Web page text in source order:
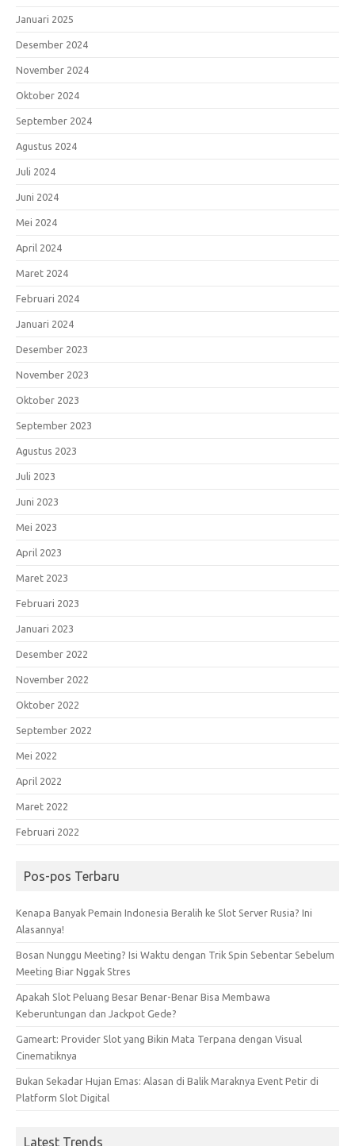
Januari 2025
Desember 2024
November 2024
Oktober 2024
September 2024
Agustus 2024
Juli 2024
Juni 2024
Mei 2024
April 2024
Maret 2024
Februari 2024
Januari 2024
Desember 2023
November 2023
Oktober 2023
September 2023
Agustus 2023
Juli 2023
Juni 2023
Mei 2023
April 2023
Maret 2023
Februari 2023
Januari 2023
Desember 2022
November 2022
Oktober 2022
September 2022
Mei 2022
April 2022
Maret 2022
Februari 2022
Pos-pos Terbaru
Kenapa Banyak Pemain Indonesia Beralih ke Slot Server Rusia? Ini
Alasannya!
Bosan Nunggu Meeting? Isi Waktu dengan Trik Spin Sebentar Sebelum
Meeting Biar Nggak Stres
Apakah Slot Peluang Besar Benar-Benar Bisa Membawa
Keberuntungan dan Jackpot Gede?
Gameart: Provider Slot yang Bikin Mata Terpana dengan Visual
Cinematiknya
Bukan Sekadar Hujan Emas: Alasan di Balik Maraknya Event Petir di
Platform Slot Digital
Latest Trends